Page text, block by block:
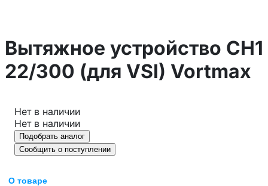
Вытяжное устройство СH1
22/300 (для VSI) Vortmax
Нет в наличии
Нет в наличии
Подобрать аналог
Сообщить о поступлении
О товаре